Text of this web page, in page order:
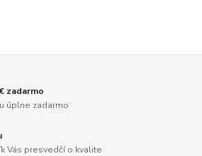
zadarmo
úplne zadarmo
Vás presvedčí o kvalite